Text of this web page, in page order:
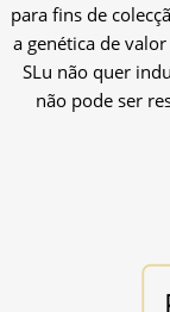
para fins de
a genética de
SLu não quer
não pode ser